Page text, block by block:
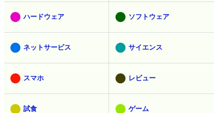
ハードウェア ソフトウェア
ネットサービス サイエンス
スマホ レビュー
試食 ゲーム